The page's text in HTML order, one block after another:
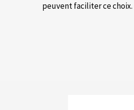
peuvent faciliter ce choix.